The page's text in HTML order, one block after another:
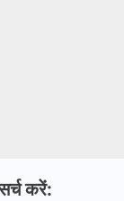
करें: